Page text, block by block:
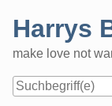
content
Harrys
make love not